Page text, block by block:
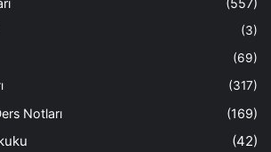
(3)
(69)
(317)
Notları (169)
(42)